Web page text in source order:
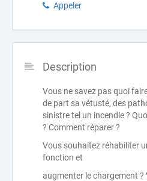
Appeler
Description
Vous ne savez pas quoi
de part sa vétusté, des
sinistre tel un incendie ?
? Comment réparer ?
Vous souhaitez réhabiliter
fonction et
augmenter le chargement ?